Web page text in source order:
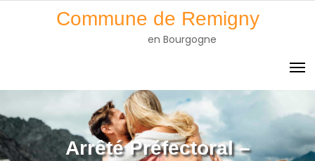
Commune de Remigny
en Bourgogne
Arrêté Préfectoral –